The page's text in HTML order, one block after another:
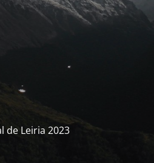
de Leiria 2023